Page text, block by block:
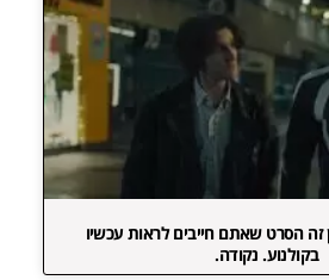
זה הסרט שאתם חייבים לראות עכשיו
בקולנוע. נקודה.